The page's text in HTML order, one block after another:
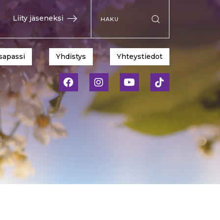
Liity jäseneksi
Hae sivustolta
Yhdistys Yhteystiedot